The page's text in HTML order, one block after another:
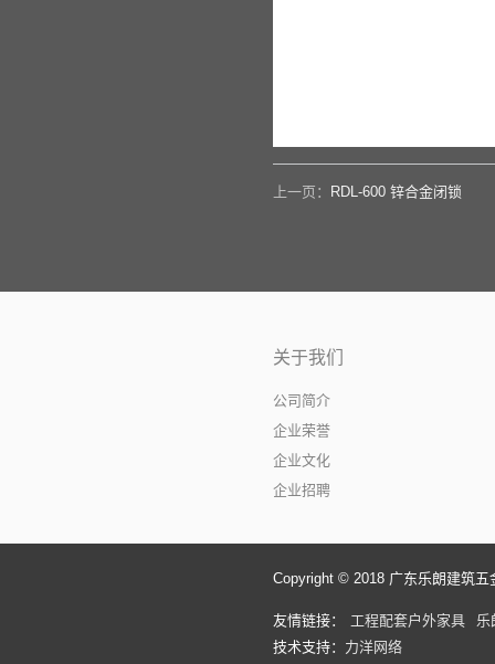
上一页： RDL-600 锌合金闭锁
关于我们
公司简介
企业荣誉
企业文化
企业招聘
Copyright © 2018 广东乐朗建筑
友情链接： 工程配套户外家具
乐
技术支持： 力洋网络